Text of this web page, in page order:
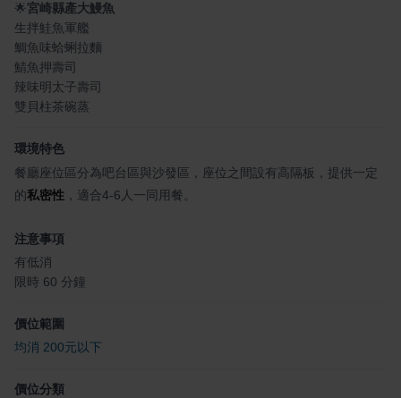
🌟宮崎縣產大鰻魚
生拌鮭魚軍艦
鯛魚味蛤蜊拉麵
鯖魚押壽司
辣味明太子壽司
雙貝柱茶碗蒸
環境特色
餐廳座位區分為吧台區與沙發區，座位之間設有高隔板，提供一定
的私密性 ，適合4-6人一同用餐。
注意事項
有低消
限時 60 分鐘
價位範圍
均消 200元以下
價位分類